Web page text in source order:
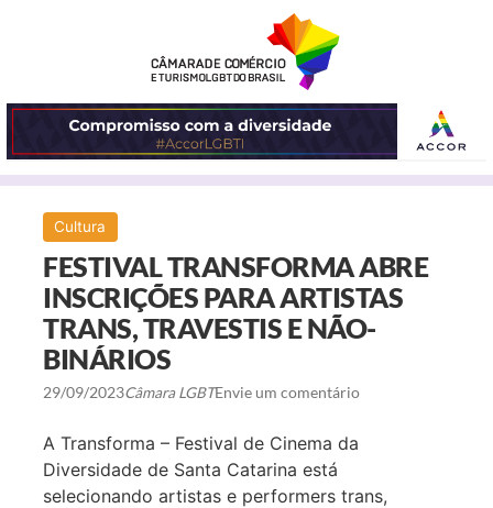
O
MENU
Cultura
FESTIVAL TRANSFORMA ABRE
INSCRIÇÕES PARA ARTISTAS
TRANS, TRAVESTIS E NÃO-
BINÁRIOS
29/09/2023Câmara LGBTEnvie um comentário
A Transforma – Festival de Cinema da
Diversidade de Santa Catarina está
selecionando artistas e performers trans,